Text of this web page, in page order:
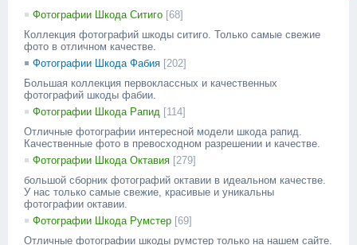
Фотографии Шкода Ситиго [68]
Коллекция фотографий шкоды ситиго. Только самые свежие
фото в отличном качестве.
Фотографии Шкода Фабия [202]
Большая коллекция первоклассных и качественных
фотографий шкоды фабии.
Фотографии Шкода Рапид [114]
Отличные фотографии интересной модели шкода рапид.
Качественные фото в превосходном разрешении и качестве.
Фотографии Шкода Октавия [279]
большой сборник фотографий октавии в идеальном качестве.
У нас только самые свежие, красивые и уникальны
фотографии октавии.
Фотографии Шкода Румстер [69]
Отличные фотографии шкоды румстер только на нашем сайте.